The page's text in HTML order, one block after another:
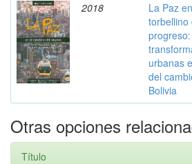
2018
La Paz
torbellino
progreso:
urbanas
del
Bolivia
Otras opciones
Título